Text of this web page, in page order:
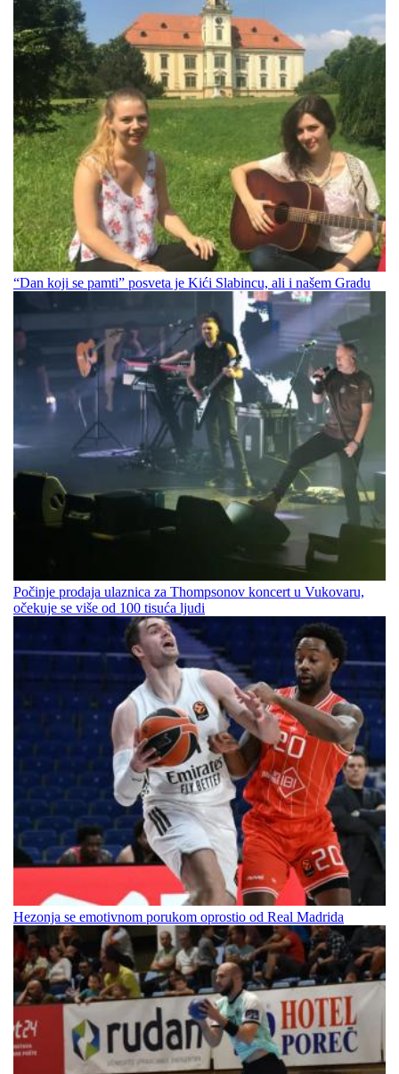
“Dan koji se pamti” posveta je Kići Slabincu, ali i našem Gradu
Počinje prodaja ulaznica za Thompsonov koncert u Vukovaru,
očekuje se više od 100 tisuća ljudi
Hezonja se emotivnom porukom oprostio od Real Madrida